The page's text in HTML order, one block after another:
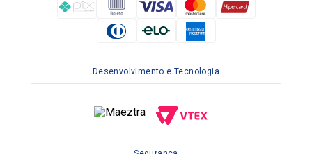
Desenvolvimento e Tecnologia